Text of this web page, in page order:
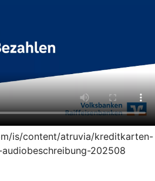
is/content/atruvia/kreditkarten-
202508